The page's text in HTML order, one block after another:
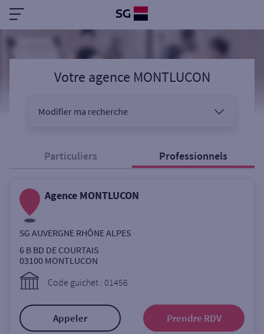
Votre agence MONTLUCON
Modifier ma recherche
Sélectionnez votre recherche
Ouverte le samedi
Particuliers Professionnels
Agence MONTLUCON
SG AUVERGNE RHÔNE ALPES
6 B BD DE COURTAIS
03100 MONTLUCON
Code guichet : 01456
Appeler Prendre RDV